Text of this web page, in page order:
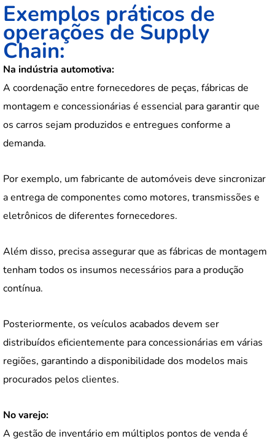
Exemplos práticos de
operações de Supply
Chain:
Na indústria automotiva:
A coordenação entre fornecedores de peças, fábricas de
montagem e concessionárias é essencial para garantir que
os carros sejam produzidos e entregues conforme a
demanda.
Por exemplo, um fabricante de automóveis deve sincronizar
a entrega de componentes como motores, transmissões e
eletrônicos de diferentes fornecedores.
Além disso, precisa assegurar que as fábricas de montagem
tenham todos os insumos necessários para a produção
contínua.
Posteriormente, os veículos acabados devem ser
distribuídos eficientemente para concessionárias em várias
regiões, garantindo a disponibilidade dos modelos mais
procurados pelos clientes.
No varejo:
A gestão de inventário em múltiplos pontos de venda é